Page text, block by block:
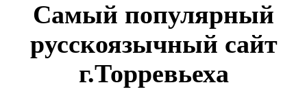
Cамый популярный
русскоязычный сайт
г.Торревьеха